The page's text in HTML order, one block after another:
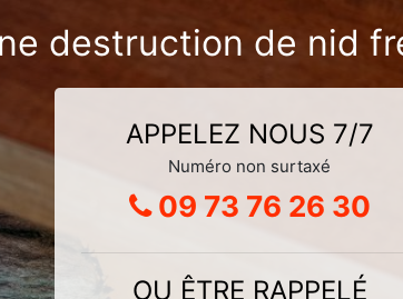
destruction de nid
APPELEZ NOUS 7/7
Numéro non surtaxé
09 73 76 26 30
OU ÊTRE RAPPELÉ